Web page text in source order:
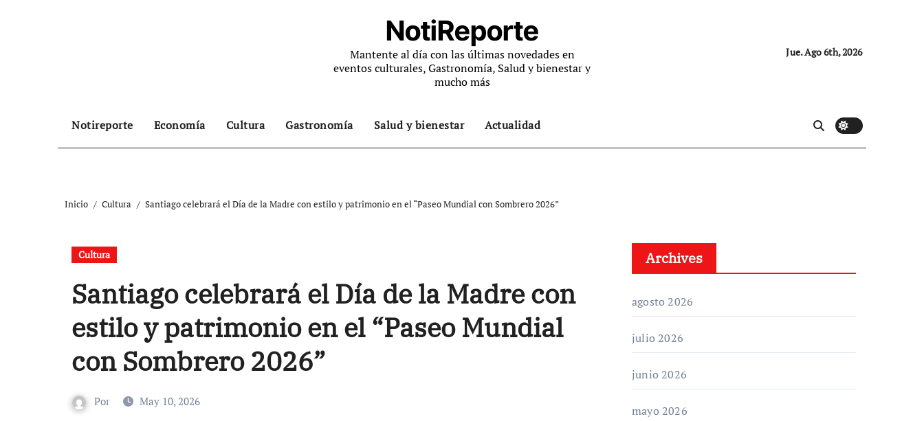
NotiReporte
Mantente al día con las últimas novedades en
eventos culturales, Gastronomía, Salud y bienestar y
mucho más
Jue. Ago 6th, 2026
Notireporte Economía Cultura Gastronomía Salud y bienestar Actualidad
Inicio Cultura Santiago celebrará el Día de la Madre con estilo y patrimonio en el “Paseo Mundial con Sombrero 2026”
Cultura
Santiago celebrará el Día de la Madre con
estilo y patrimonio en el “Paseo Mundial
con Sombrero 2026”
Por May 10, 2026
Archives
agosto 2026
julio 2026
junio 2026
mayo 2026